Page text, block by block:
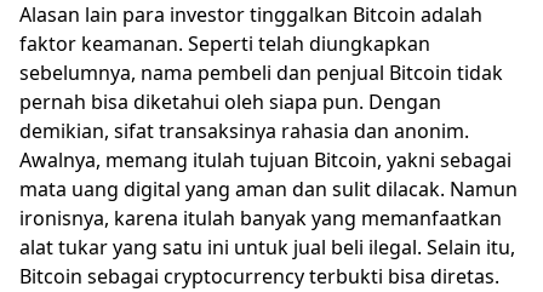
Alasan lain para investor tinggalkan Bitcoin adalah
faktor keamanan. Seperti telah diungkapkan
sebelumnya, nama pembeli dan penjual Bitcoin tidak
pernah bisa diketahui oleh siapa pun. Dengan
demikian, sifat transaksinya rahasia dan anonim.
Awalnya, memang itulah tujuan Bitcoin, yakni sebagai
mata uang digital yang aman dan sulit dilacak. Namun
ironisnya, karena itulah banyak yang memanfaatkan
alat tukar yang satu ini untuk jual beli ilegal. Selain itu,
Bitcoin sebagai cryptocurrency terbukti bisa diretas.